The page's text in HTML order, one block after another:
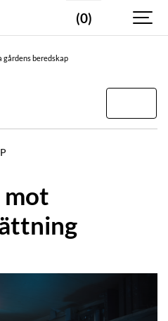
(0)
gårdens beredskap